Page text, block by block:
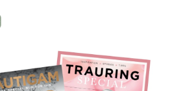
Bekommt ein Jahr lang das